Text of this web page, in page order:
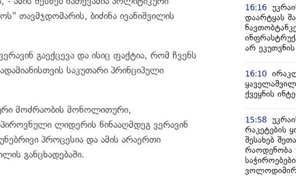
თავმჯდომარის, ბიძინა ივანიშვილის
გაექცევა და ისიც ფაქტია, რომ ჩვენს
საკუთარი პრინციპული
მოძრაობის მონოლითური,
ლიდერის წინააღმდეგ ვერავინ
პროცესია და ამის არაერთი
განცხადებაში.
16:16
დაარტყას
არ
16:10
ქვეყნის
15:58
რაკეტების
შესახებ
რაოდენობა
ვოლოდიმირ